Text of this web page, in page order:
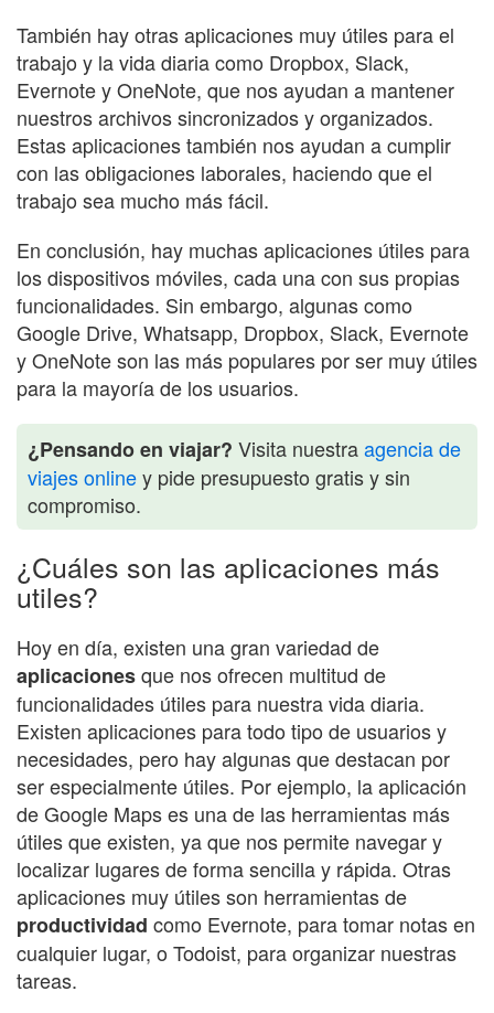
También hay otras aplicaciones muy útiles para el
trabajo y la vida diaria como Dropbox, Slack,
Evernote y OneNote, que nos ayudan a mantener
nuestros archivos sincronizados y organizados.
Estas aplicaciones también nos ayudan a cumplir
con las obligaciones laborales, haciendo que el
trabajo sea mucho más fácil.
En conclusión, hay muchas aplicaciones útiles para
los dispositivos móviles, cada una con sus propias
funcionalidades. Sin embargo, algunas como
Google Drive, Whatsapp, Dropbox, Slack, Evernote
y OneNote son las más populares por ser muy útiles
para la mayoría de los usuarios.
¿Pensando en viajar? Visita nuestraagencia de
viajes onliney pide presupuesto gratis y sin
compromiso.
¿Cuáles son las aplicaciones más
utiles?
Hoy en día, existen una gran variedad de
aplicacionesque nos ofrecen multitud de
funcionalidades útiles para nuestra vida diaria.
Existen aplicaciones para todo tipo de usuarios y
necesidades, pero hay algunas que destacan por
ser especialmente útiles. Por ejemplo, la aplicación
de Google Maps es una de las herramientas más
útiles que existen, ya que nos permite navegar y
localizar lugares de forma sencilla y rápida. Otras
aplicaciones muy útiles son herramientas de
productividad como Evernote, para tomar notas en
cualquier lugar, o Todoist, para organizar nuestras
tareas.